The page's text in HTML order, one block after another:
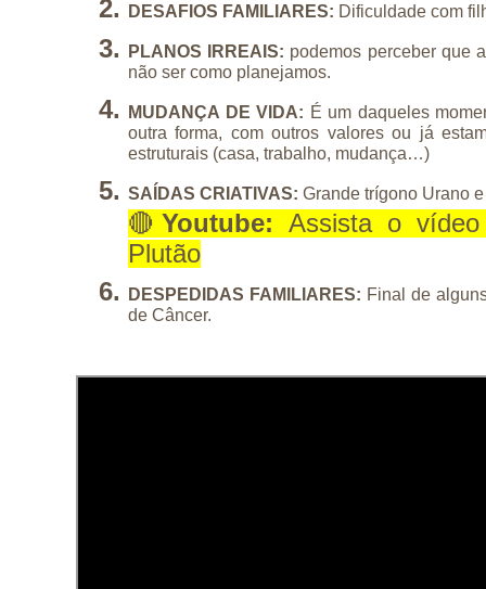
DESAFIOS FAMILIARES: Dificuldade com
PLANOS IRREAIS: podemos perceber que
não ser como planejamos.
MUDANÇA DE VIDA: É um daqueles
outra forma, com outros valores ou já
estruturais (casa, trabalho, mudança…)
SAÍDAS CRIATIVAS: Grande trígono Urano
🔴Youtube: Assista o
Plutão
DESPEDIDAS FAMILIARES: Final de
de Câncer.